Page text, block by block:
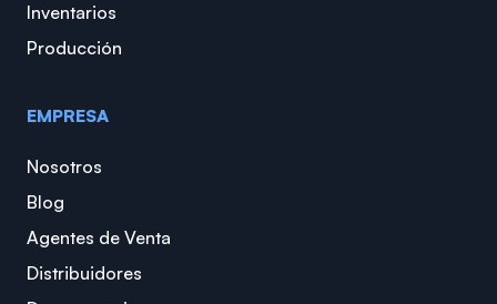
Inventarios
Producción
EMPRESA
Nosotros
Blog
Agentes de Venta
Distribuidores